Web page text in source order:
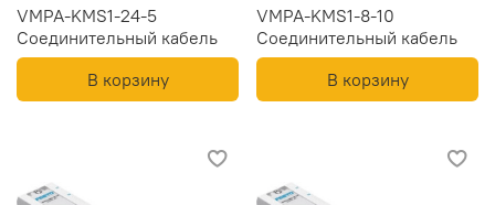
VMPA-KMS1-24-5
Соединительный кабель
В корзину
VMPA-KMS1-8-10
Соединительный кабель
В корзину